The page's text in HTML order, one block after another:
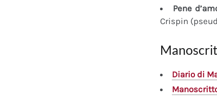
Pene
Crispin
Diario di